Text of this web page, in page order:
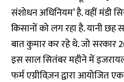
संशोधन अधिनियम’ है. वहीं मंडी
किसानों को लग रहा है. यानी
बात कुमार कर रहे थे. जो
इस साल सितंबर महीने में
फर्म एग्रीविज़न द्वारा आयोजित